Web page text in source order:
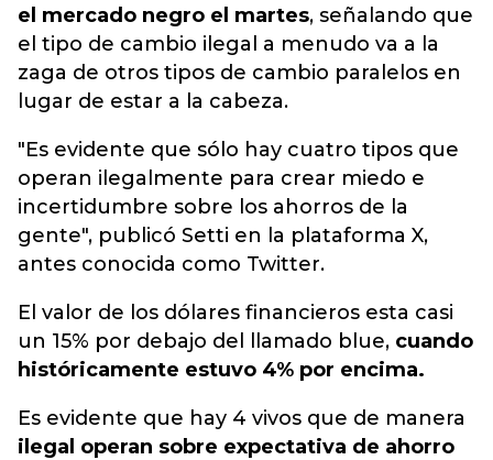
el mercado negro el martes, señalando que
el tipo de cambio ilegal a menudo va a la
zaga de otros tipos de cambio paralelos en
lugar de estar a la cabeza.
"Es evidente que sólo hay cuatro tipos que
operan ilegalmente para crear miedo e
incertidumbre sobre los ahorros de la
gente", publicó Setti en la plataforma X,
antes conocida como Twitter.
El valor de los dólares financieros esta casi
un 15% por debajo del llamado blue, cuando
históricamente estuvo 4% por encima.
Es evidente que hay 4 vivos que de manera
ilegal operan sobre expectativa de ahorro